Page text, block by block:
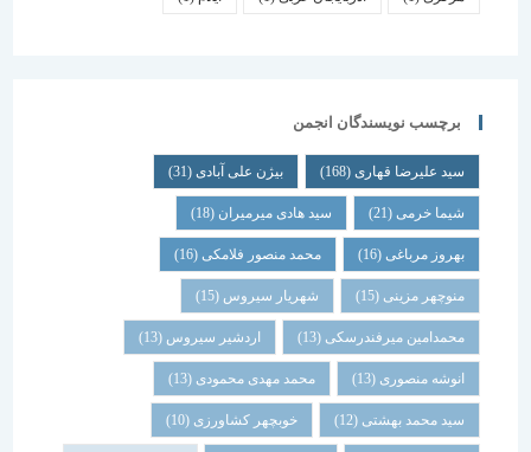
برچسب نویسندگان انجمن
سید علیرضا قهاری(168) بیژن علی آبادی(31)
شیما خرمی(21) سید هادی میرمیران(18)
بهروز مرباغی (16) محمد منصور فلامکی (16)
منوچهر مزینی(15) شهریار سیروس(15)
محمدامین میرفندرسکی(13) اردشیر سیروس(13)
انوشه منصوری(13) محمد مهدی محمودی(13)
سید محمد بهشتی(12) خوبچهر کشاورزی(10)